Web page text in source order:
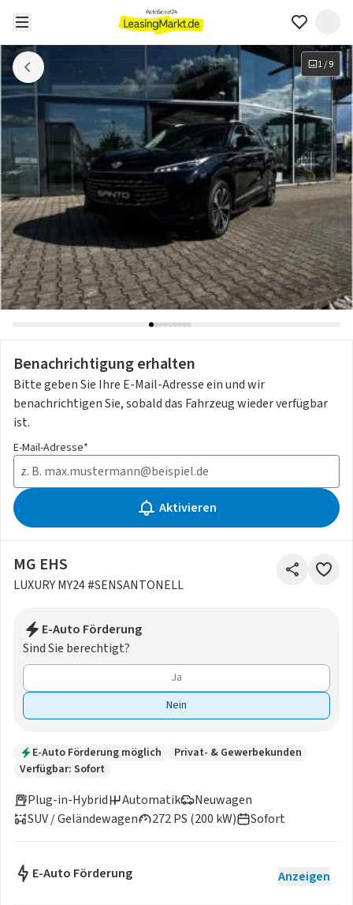
1/9
Benachrichtigung erhalten
Bitte geben Sie Ihre E-Mail-Adresse ein und wir
benachrichtigen Sie, sobald das Fahrzeug wieder verfügbar
ist.
E-Mail-Adresse*
Aktivieren
MG EHS
LUXURY MY24 #SENSANTONELL
E-Auto Förderung
Sind Sie berechtigt?
Ja
Nein
E-Auto Förderung möglich
Privat- & Gewerbekunden
Verfügbar: Sofort
Plug-in-Hybrid
Neuwagen
272 PS (200 kW)
Automatik
SUV / Geländewagen
Sofort
E-Auto Förderung Anzeigen